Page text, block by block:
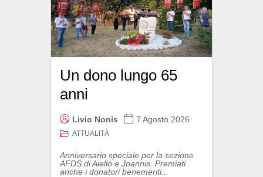
Un dono lungo 65
anni
Livio Nonis 7 Agosto 2026
ATTUALITÀ
Anniversario speciale per la sezione
AFDS di Aiello e Joannis. Premiati
anche i donatori benemeriti...